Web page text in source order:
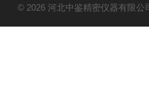
© 2026 河北中鉴精密仪器有限